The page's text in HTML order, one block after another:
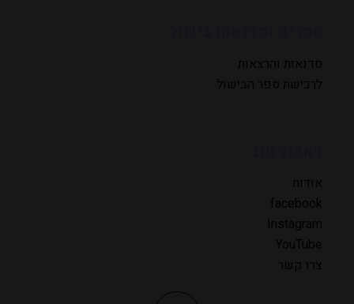
סדנאות והרצאות
לרכישת ספר הבישול
אודות
facebook
Instagram
YouTube
צרו קשר